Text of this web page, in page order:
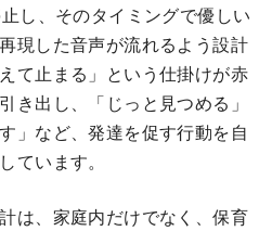
し、そのタイミングで優しい
現した音声が流れるよう設計
て止まる」という仕掛けが赤
き出し、「じっと見つめる」
」など、発達を促す行動を自
ています。
は、家庭内だけでなく、保育